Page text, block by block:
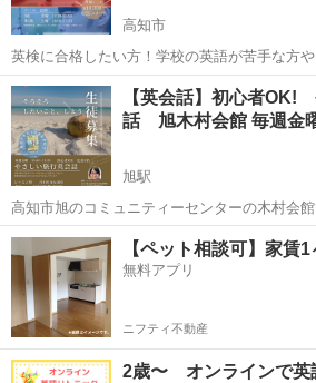
高知市
英検に合格したい方！学校の英語が苦手な方
わからない方にも最適。 ・英検で英語を【読む・聞く・書く・話す】
の4技能をバランスよく伸ばすことができます ・英検指導経験の長い
講師がわかりやすく教え...
高知 高知市 英検 クラス
【英会話】初心者OK!
話 旭木村会館 毎週金
旭駅
高知市旭のコミュニティーセンターの木村会館
せんか。 英語や発音に自信がなくても大丈夫
してみよう。 ★指導歴20年のバイリンガル日
気軽にメールでお問合...
高知 高知市 英会話 バイ
【ペット相談可】家賃
無料アプリ
ニフティ不動産
2歳〜 オンラインで英